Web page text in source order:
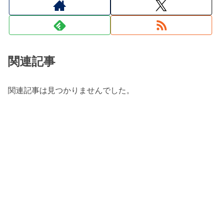
関連記事
関連記事は見つかりませんでした。